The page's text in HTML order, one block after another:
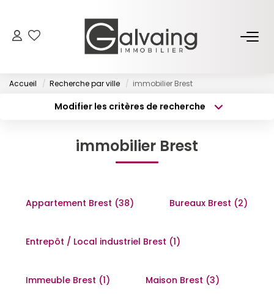
À Vendre
À Louer
PROGRAMMES NEUFS
Accueil Recherche par ville immobilier Brest
Modifier les critères de recherche
immobilier Brest
Appartement Brest (38) Bureaux Brest (2)
Entrepôt / Local industriel Brest (1)
Immeuble Brest (1) Maison Brest (3)